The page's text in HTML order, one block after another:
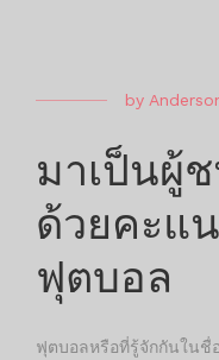
by
มาเป็นผู้
ด้วยคะแ
ฟุตบอล
ฟุตบอลหรือที่รู้จักกันในชื่